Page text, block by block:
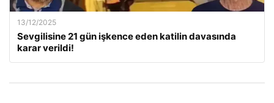
13/12/2025
Sevgilisine 21 gün işkence eden katilin davasında
karar verildi!